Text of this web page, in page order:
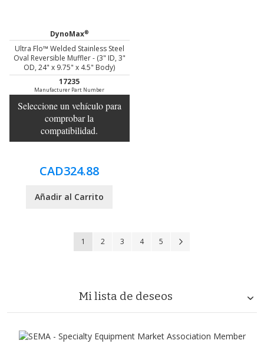
DynoMax®
Ultra Flo™ Welded Stainless Steel
Oval Reversible Muffler - (3" ID, 3"
OD, 24" x 9.75" x 4.5" Body)
17235
Manufacturer Part Number
Seleccione un vehículo para
comprobar la
compatibilidad.
CAD324.88
Añadir al Carrito
Página
Actualmente estás leyendo página
1 Página
2 Página
3 Página
4 Página
5
Mi lista de deseos